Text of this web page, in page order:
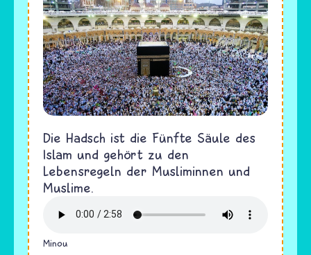
Die Hadsch ist die Fünfte Säule des
Islam und gehört zu den
Lebensregeln der Musliminnen und
Muslime.
Minou